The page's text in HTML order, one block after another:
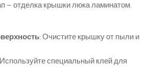
– отделка крышки люка ламинатом.
: Очистите крышку от пыли и
специальный клей для